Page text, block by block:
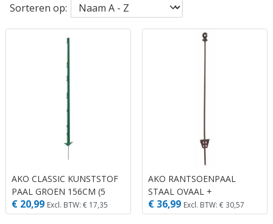
Sorteren op:
AKO CLASSIC KUNSTSTOF
PAAL GROEN 156CM (5
STUKS)
€ 20,99 Excl. BTW: € 17,35
AKO RANTSOENPAAL
STAAL OVAAL +
TOPRINGISO., 106CM (10
STUKS)
€ 36,99 Excl. BTW: € 30,57